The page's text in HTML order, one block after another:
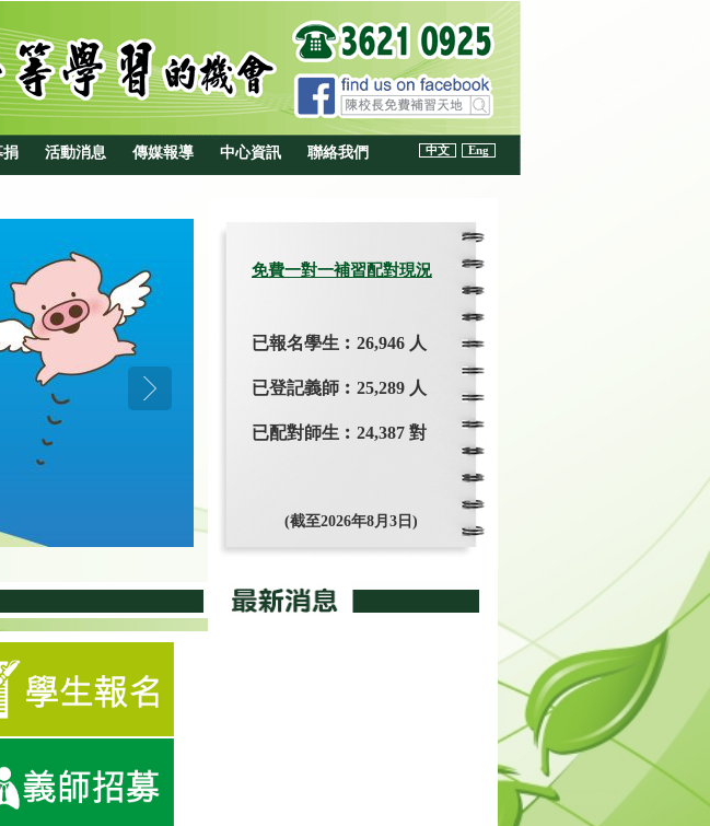
中文 Eng
捐 活動消息 傳媒報導 中心資訊 聯絡我們
免費一對一補習配對現況
已報名學生︰26,946 人
已登記義師︰25,289 人
已配對師生︰24,387 對
(截至2026年8月3日)